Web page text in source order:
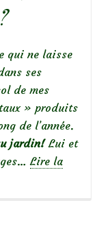
qui ne laisse
ses
de mes
» produits
de l’année.
jardin!Lui et
Lire la